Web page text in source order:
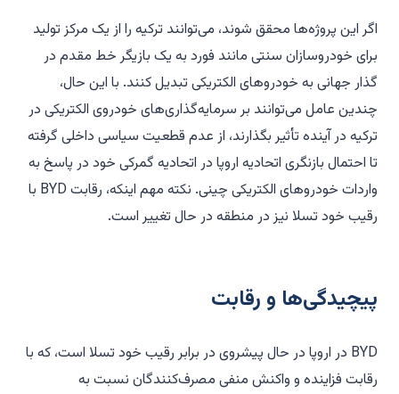
اگر این پروژه‌ها محقق شوند، می‌توانند ترکیه را از یک مرکز تولید
برای خودروسازان سنتی مانند فورد به یک بازیگر خط مقدم در
گذار جهانی به خودروهای الکتریکی تبدیل کنند. با این حال،
چندین عامل می‌توانند بر سرمایه‌گذاری‌های خودروی الکتریکی در
ترکیه در آینده تأثیر بگذارند، از عدم قطعیت سیاسی داخلی گرفته
تا احتمال بازنگری اتحادیه اروپا در اتحادیه گمرکی خود در پاسخ به
واردات خودروهای الکتریکی چینی. نکته مهم اینکه، رقابت BYD با
رقیب خود تسلا نیز در منطقه در حال تغییر است.
پیچیدگی‌ها و رقابت
BYD در اروپا در حال پیشروی در برابر رقیب خود تسلا است، که با
رقابت فزاینده و واکنش منفی مصرف‌کنندگان نسبت به